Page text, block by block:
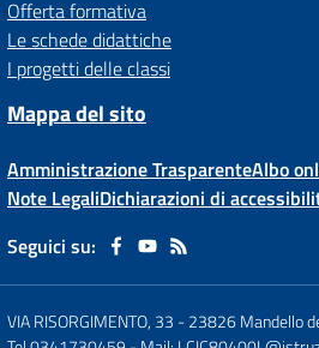
Offerta formativa
Le schede didattiche
I progetti delle classi
Mappa del sito
Amministrazione TrasparenteAlbo
Note LegaliDichiarazioni di
Seguici su:
VIA RISORGIMENTO, 33 -23826 Mandello